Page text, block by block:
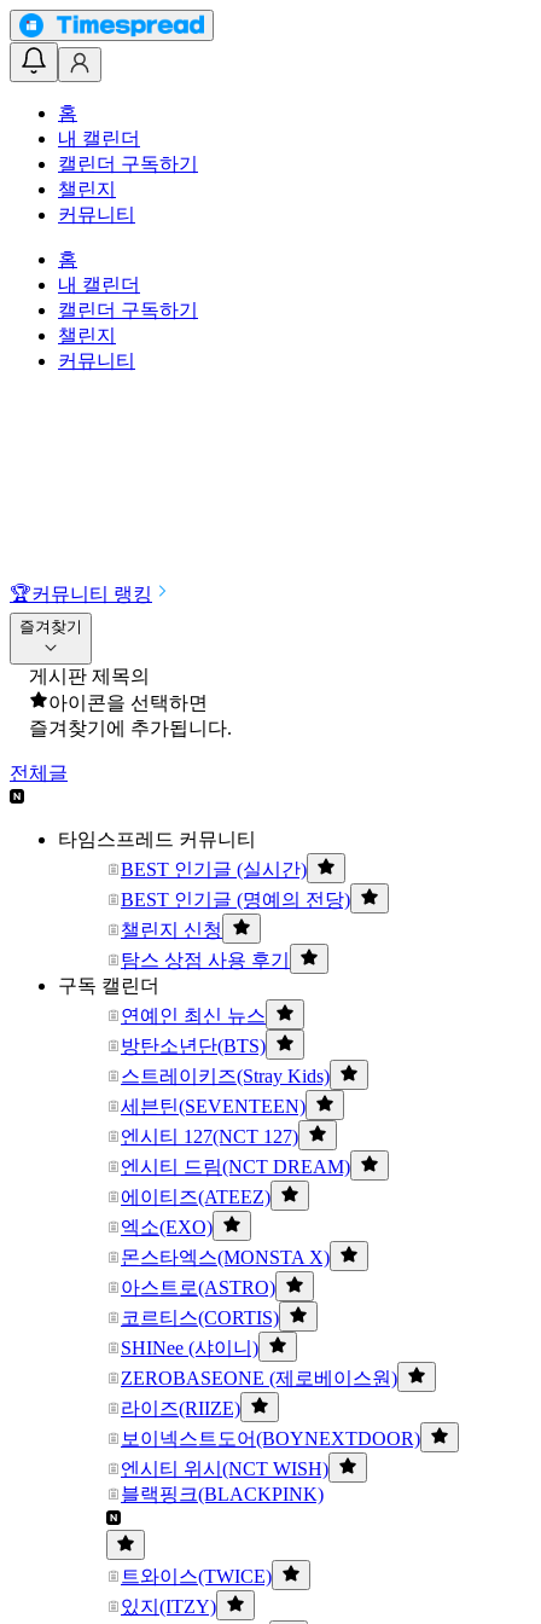
홈
내 캘린더
캘린더 구독하기
챌린지
커뮤니티
홈
내 캘린더
캘린더 구독하기
챌린지
커뮤니티
🏆커뮤니티 랭킹
즐겨찾기
게시판 제목의
아이콘을 선택하면
즐겨찾기에 추가됩니다.
전체글
타임스프레드 커뮤니티
BEST 인기글 (실시간)
BEST 인기글 (명예의 전당)
챌린지 신청
탐스 상점 사용 후기
구독 캘린더
연예인 최신 뉴스
방탄소년단(BTS)
스트레이키즈(Stray Kids)
세븐틴(SEVENTEEN)
엔시티 127(NCT 127)
엔시티 드림(NCT DREAM)
에이티즈(ATEEZ)
엑소(EXO)
몬스타엑스(MONSTA X)
아스트로(ASTRO)
코르티스(CORTIS)
SHINee (샤이니)
ZEROBASEONE (제로베이스원)
라이즈(RIIZE)
보이넥스트도어(BOYNEXTDOOR)
엔시티 위시(NCT WISH)
블랙핑크(BLACKPINK)
트와이스(TWICE)
있지(ITZY)